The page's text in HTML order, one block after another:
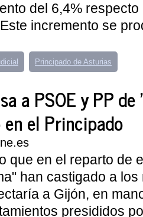
del 6,4%
incremento se
Principado de Asturias
a PSOE y PP
el Principado
que en el reparto de
han castigado a
a Gijón, en
presididos